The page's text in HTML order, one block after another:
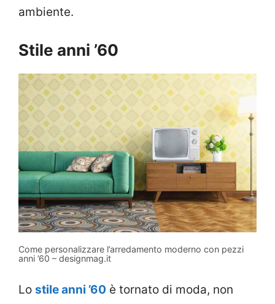
ambiente.
Stile anni ’60
Come personalizzare l’arredamento moderno con pezzi
anni ’60 – designmag.it
Lo stile anni ’60 è tornato di moda, non